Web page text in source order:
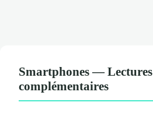
Smartphones — Lectures
complémentaires